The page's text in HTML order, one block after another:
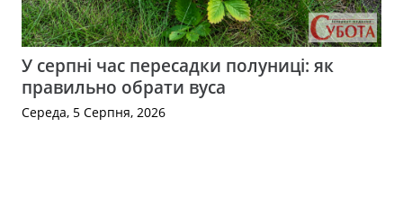
У серпні час пересадки полуниці: як
правильно обрати вуса
Середа, 5 Серпня, 2026